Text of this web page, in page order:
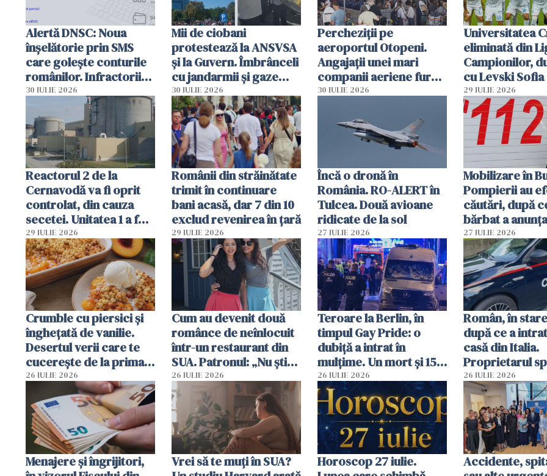
Alertă DNSC: Noua
înșelătorie prin SMS
care golește conturile
românilor. Infractorii
folosesc numele
Ghișeul.ro și al Poliției
Române
30 IULIE 2026
Mii de ciobani
protestează la ANSVSA
și la Guvern. Îmbrânceli
cu jandarmii și gaze
lacrimogene
30 IULIE 2026
Percheziții pe
aeroportul Otopeni.
Angajații unei mari
companii aeriene furau
parfumuri, ceasuri și
vânzării
30 IULIE 2026
Universitatea
eliminată din
Campionilor,
cu Levski Sofia
29 IULIE 2026
Reactorul 2 de la
Cernavodă va fi oprit
controlat, din cauza
secetei. Unitatea 1 a fost
deja oprită
29 IULIE 2026
Românii din străinătate
trimit în continuare
bani acasă, dar 7 din 10
exclud revenirea în țară
29 IULIE 2026
Încă o dronă în
România. RO-ALERT în
Tulcea. Două avioane
ridicate de la sol
27 IULIE 2026
Mobilizare în
Pompierii au
căutări, după
bărbat a
că a văzut un
luminos
27 IULIE 2026
Crumble cu piersici și
înghețată de vanilie.
Desertul verii care te
cucerește de la prima
lingură
26 IULIE 2026
Cum au devenit două
românce de neînlocuit
într-un restaurant din
SUA. Patronul: „Nu știu
ce o să mă fac fără voi”
26 IULIE 2026
Teroare la Berlin, în
timpul Gay Pride: o
dubiță a intrat în
mulțime. Un mort și 15
răniți
26 IULIE 2026
Român, în
după ce a
casă din Italia.
Proprietarul
s-a apărat cu
26 IULIE 2026
Menajere și îngrijitori,
Vrei să te muți în SUA?
Horoscop 27 iulie.
Accidente,